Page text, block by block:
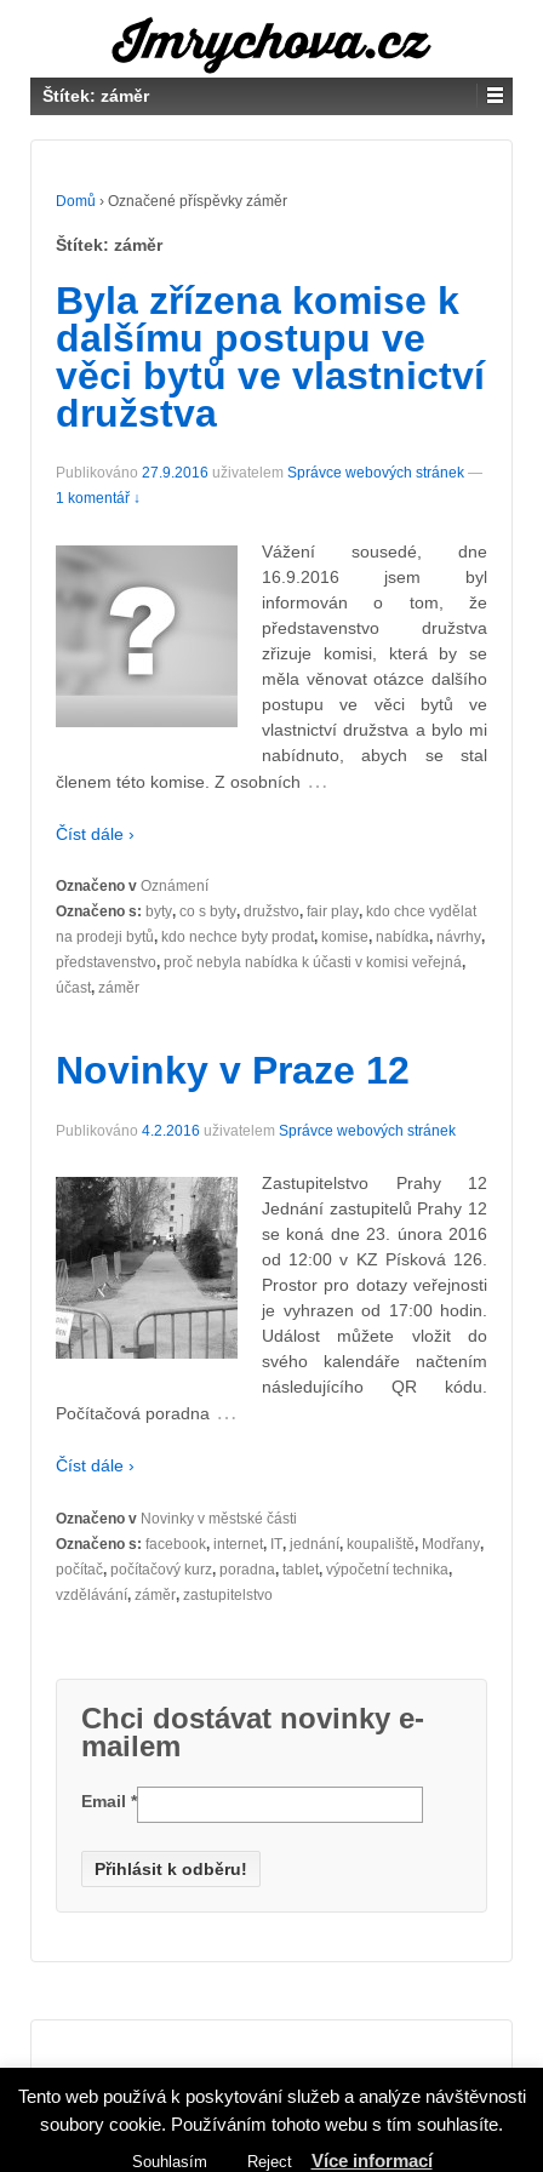
Štítek: záměr
Domů › Označené příspěvky záměr
Štítek: záměr
Byla zřízena komise k
dalšímu postupu ve
věci bytů ve vlastnictví
družstva
Publikováno 27.9.2016 uživatelem Správce webových stránek —
1 komentář ↓
Vážení sousedé, dne
16.9.2016 jsem byl
informován o tom, že
představenstvo družstva
zřizuje komisi, která by se
měla věnovat otázce dalšího
postupu ve věci bytů ve
vlastnictví družstva a bylo mi
nabídnuto, abych se stal
členem této komise. Z osobních …
Číst dále ›
Označeno v Oznámení
Označeno s: byty, co s byty, družstvo, fair play, kdo chce vydělat
na prodeji bytů, kdo nechce byty prodat, komise, nabídka, návrhy,
představenstvo, proč nebyla nabídka k účasti v komisi veřejná,
účast, záměr
Novinky v Praze 12
Publikováno 4.2.2016 uživatelem Správce webových stránek
Zastupitelstvo Prahy 12
Jednání zastupitelů Prahy 12
se koná dne 23. února 2016
od 12:00 v KZ Písková 126.
Prostor pro dotazy veřejnosti
je vyhrazen od 17:00 hodin.
Událost můžete vložit do
svého kalendáře načtením
následujícího QR kódu.
Počítačová poradna …
Číst dále ›
Označeno v Novinky v městské části
Označeno s: facebook, internet, IT, jednání, koupaliště, Modřany,
počítač, počítačový kurz, poradna, tablet, výpočetní technika,
vzdělávání, záměr, zastupitelstvo
Chci dostávat novinky e-
mailem
Email *
fotografií jen se souhlasem autora.
Tento web používá k poskytování služeb a analýze návštěvnosti
soubory cookie. Používáním tohoto webu s tím souhlasíte.
Souhlasím Reject Více informací